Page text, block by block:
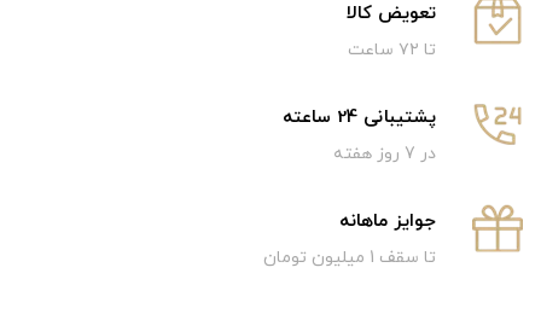
تعویض کالا
تا ۷۲ ساعت
پشتیبانی 24 ساعته
در 7 روز هفته
جوایز ماهانه
تا سقف 1 میلیون تومان